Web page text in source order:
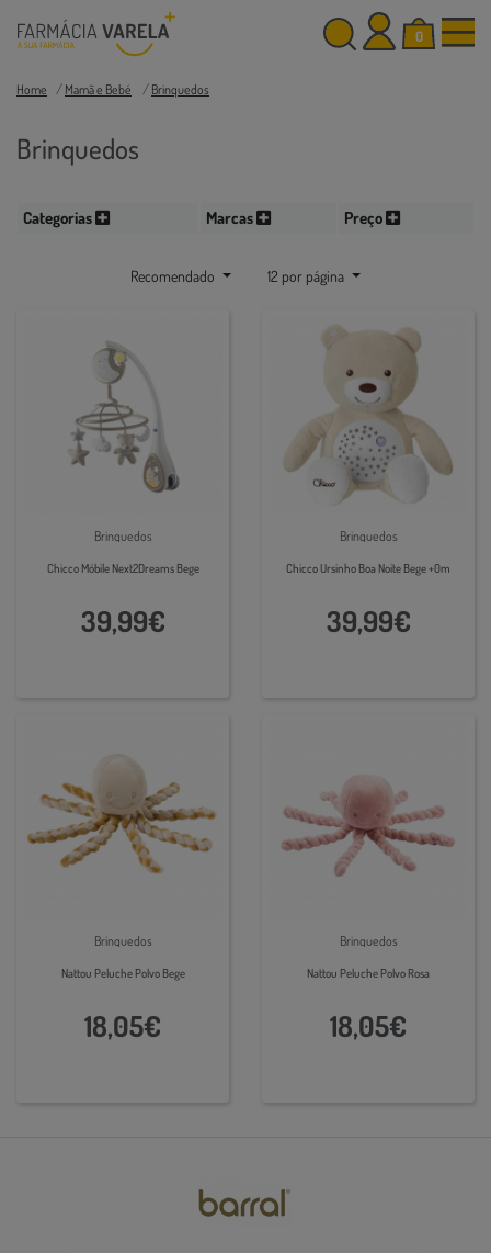
0
Home Mamã e Bebé Brinquedos
Brinquedos
Categorias Marcas Preço
Recomendado 12 por página
Brinquedos
Chicco Móbile Next2Dreams Bege
39,99€
Brinquedos
Chicco Ursinho Boa Noite Bege +0m
39,99€
Brinquedos
Nattou Peluche Polvo Bege
18,05€
Brinquedos
Nattou Peluche Polvo Rosa
18,05€